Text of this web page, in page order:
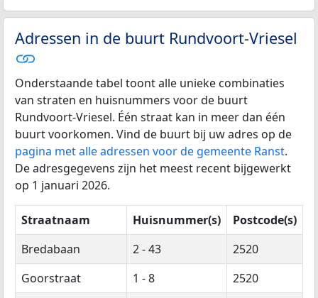
Adressen in de buurt Rundvoort-Vriesel
Onderstaande tabel toont alle unieke combinaties
van straten en huisnummers voor de buurt
Rundvoort-Vriesel. Één straat kan in meer dan één
buurt voorkomen. Vind de buurt bij uw adres op de
pagina met alle adressen voor de gemeente Ranst.
De adresgegevens zijn het meest recent bijgewerkt
op 1 januari 2026.
Straatnaam Huisnummer(s)
Postcode(s)
Bredabaan
2 - 43
2520
Goorstraat
1 - 8
2520